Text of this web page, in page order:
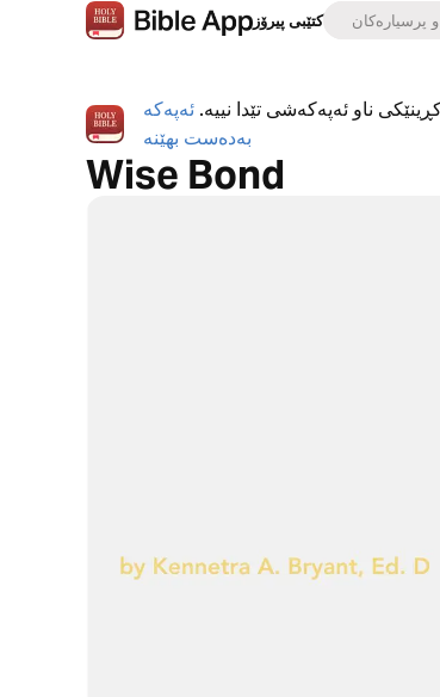
کتێبی پیرۆز
ناو ئەپەکەشی تێدا نییە. ئەپەکە
بەدەست بهێنە
Wise Bond